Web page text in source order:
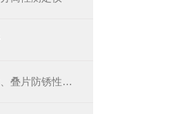
合成切削液单片、叠片防锈性测定仪